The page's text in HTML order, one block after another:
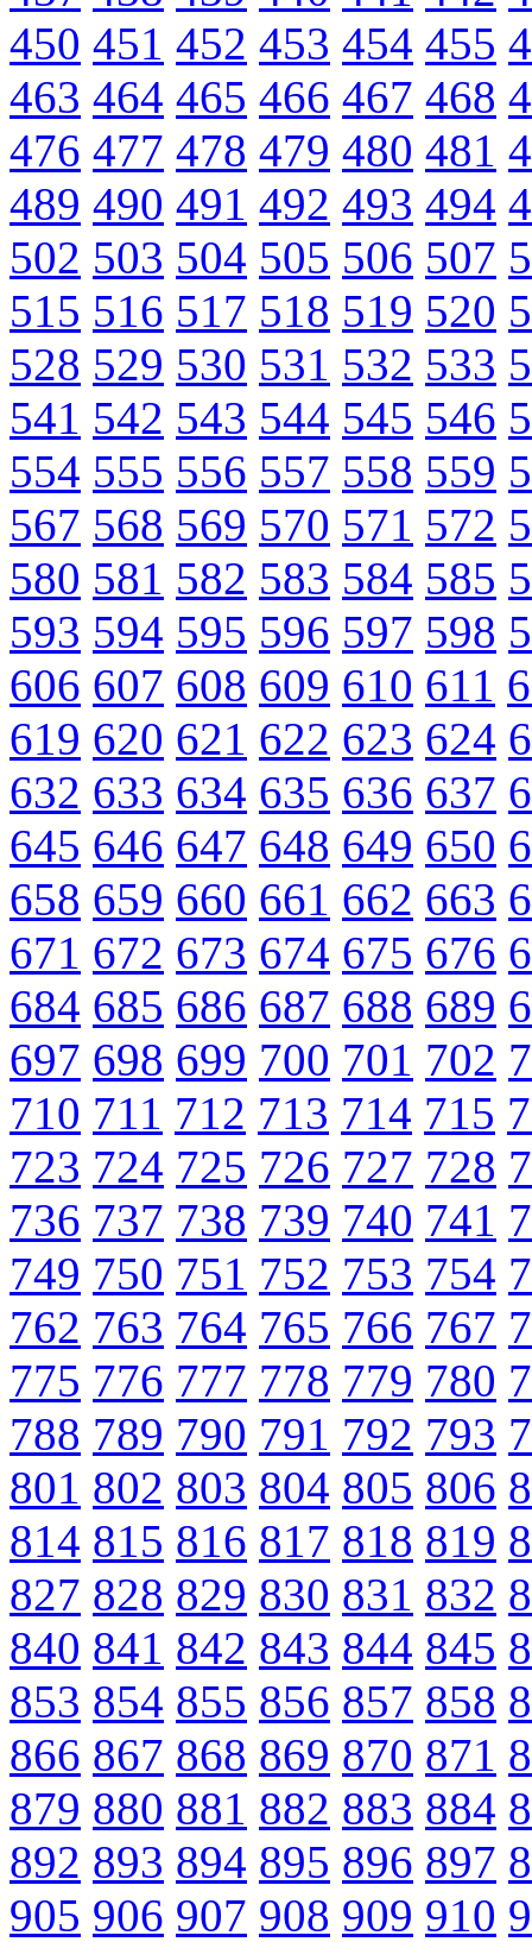
450 451 452 453 454 455
463 464 465 466 467 468
476 477 478 479 480 481
489 490 491 492 493 494
502 503 504 505 506 507
515 516 517 518 519 520
528 529 530 531 532 533
541 542 543 544 545 546
554 555 556 557 558 559
567 568 569 570 571 572
580 581 582 583 584 585
593 594 595 596 597 598
606 607 608 609 610 611
619 620 621 622 623 624
632 633 634 635 636 637
645 646 647 648 649 650
658 659 660 661 662 663
671 672 673 674 675 676
684 685 686 687 688 689
697 698 699 700 701 702
710 711 712 713 714 715
723 724 725 726 727 728
736 737 738 739 740 741
749 750 751 752 753 754
762 763 764 765 766 767
775 776 777 778 779 780
788 789 790 791 792 793
801 802 803 804 805 806
814 815 816 817 818 819
827 828 829 830 831 832
840 841 842 843 844 845
853 854 855 856 857 858
866 867 868 869 870 871
879 880 881 882 883 884
892 893 894 895 896 897
905 906 907 908 909 910